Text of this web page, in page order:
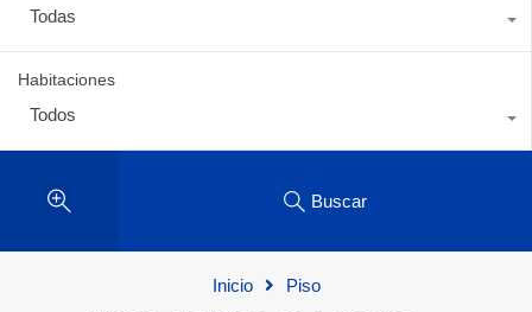
Todas
Habitaciones
Todos
Buscar
Inicio Piso